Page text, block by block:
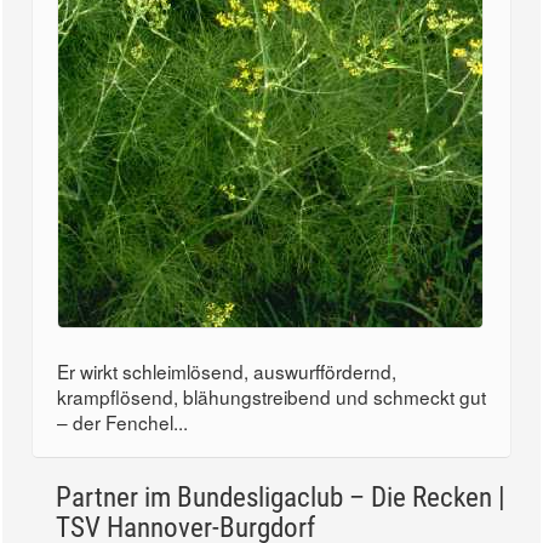
Er wirkt schleimlösend, auswurffördernd,
krampflösend, blähungstreibend und schmeckt gut
– der Fenchel...
Partner im Bundesligaclub – Die Recken |
TSV Hannover-Burgdorf